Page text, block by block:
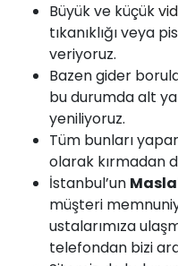
Büyük ve küçük
tıkanıklığı veya
veriyoruz.
Bazen gider
bu durumda alt
yeniliyoruz.
Tüm bunları
olarak kırmadan
İstanbul’un
müşteri
ustalarımıza
telefondan bizi